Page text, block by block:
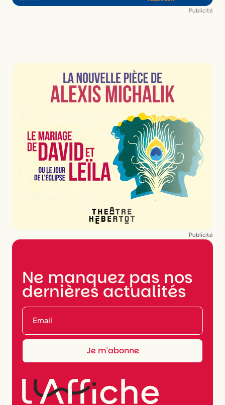
Publicité
Publicité
Ne manquez pas nos
dernières actualités